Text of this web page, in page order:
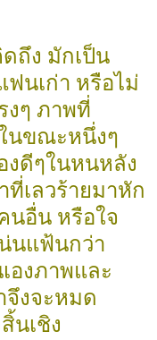
ถึง มักเป็น
นเก่า หรือไม่
งๆ ภาพที่
นขณะหนึ่งๆ
งดีๆในหนหลัง
ที่เลวร้ายมาหัก
นอื่น หรือใจ
นแฟ้นกว่า
องภาพและ
จึงจะหมด
นเชิง